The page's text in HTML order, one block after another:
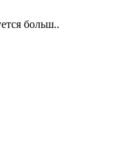
больш..